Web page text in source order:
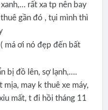
rất xa tp nên bay
gần đó , tụi mình thì
má ơi nó đẹp đến bất
bị đồ lên, sợ lạnh,….
may k thuê xe máy,
mất, t đi hồi tháng 11